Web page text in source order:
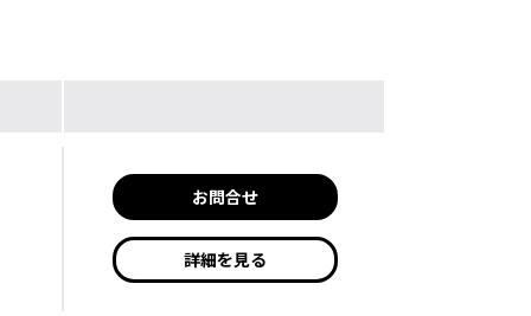
お問合せ
詳細を見る